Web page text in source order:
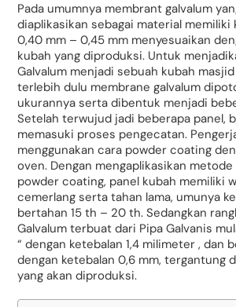
Pada umumnya membrant galvalum
diaplikasikan sebagai material memiliki
0,40 mm – 0,45 mm menyesuaikan
kubah yang diproduksi. Untuk
Galvalum menjadi sebuah kubah
terlebih dulu membrane galvalum
ukurannya serta dibentuk menjadi
Setelah terwujud jadi beberapa panel,
memasuki proses pengecatan.
menggunakan cara powder coating
oven. Dengan mengaplikasikan
powder coating, panel kubah memiliki
cemerlang serta tahan lama, umunya
bertahan 15 th – 20 th. Sedangkan
Galvalum terbuat dari Pipa Galvanis
“ dengan ketebalan 1,4 milimeter , dan
dengan ketebalan 0,6 mm, tergantung
yang akan diproduksi.